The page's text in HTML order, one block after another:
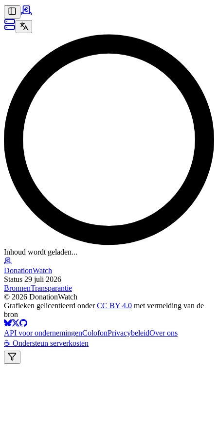
Inhoud wordt geladen...
DonationWatch
Status 29 juli 2026
BronnenTransparantie
© 2026 DonationWatch
Grafieken gelicentieerd onderCC BY 4.0 met vermelding van de
bron
API voor ondernemingenColofonPrivacybeleidOver ons
☕ Ondersteun serverkosten